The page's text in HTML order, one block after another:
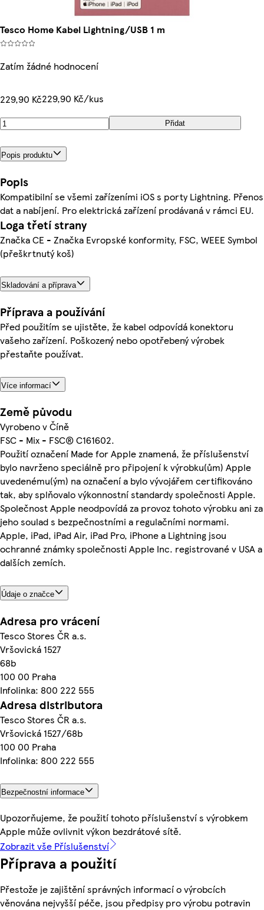
Tesco Home Kabel Lightning/USB 1 m
Zatím žádné hodnocení
229,90 Kč229,90 Kč/kus
Přidat
Popis produktu
Popis
Kompatibilní se všemi zařízeními iOS s porty Lightning. Přenos
dat a nabíjení. Pro elektrická zařízení prodávaná v rámci EU.
Loga třetí strany
Značka CE - Značka Evropské konformity, FSC, WEEE Symbol
(přeškrtnutý koš)
Skladování a příprava
Příprava a používání
Před použitím se ujistěte, že kabel odpovídá konektoru
vašeho zařízení. Poškozený nebo opotřebený výrobek
přestaňte používat.
Více informací
Země původu
Vyrobeno v Číně
FSC - Mix - FSC® C161602.
Použití označení Made for Apple znamená, že příslušenství
bylo navrženo speciálně pro připojení k výrobku(ům) Apple
uvedenému(ým) na označení a bylo vývojářem certifikováno
tak, aby splňovalo výkonnostní standardy společnosti Apple.
Společnost Apple neodpovídá za provoz tohoto výrobku ani za
jeho soulad s bezpečnostními a regulačními normami.
Apple, iPad, iPad Air, iPad Pro, iPhone a Lightning jsou
ochranné známky společnosti Apple Inc. registrované v USA a
dalších zemích.
Údaje o značce
Adresa pro vrácení
Tesco Stores ČR a.s.
Vršovická 1527
68b
100 00 Praha
Infolinka: 800 222 555
Adresa distributora
Tesco Stores ČR a.s.
Vršovická 1527/68b
100 00 Praha
Infolinka: 800 222 555
Bezpečnostní informace
Upozorňujeme, že použití tohoto příslušenství s výrobkem
Apple může ovlivnit výkon bezdrátové sítě.
Zobrazit vše Příslušenství
Příprava a použití
Přestože je zajištění správných informací o výrobcích
věnována nejvyšší péče, jsou předpisy pro výrobu potravin